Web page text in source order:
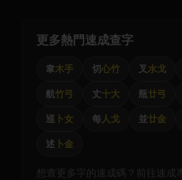
更多熱門速成查字
韋木手 切心竹 叉 水戈
航竹弓 丈十大 瓶廿弓
巡 卜女 每人戈 並廿金
述 卜金
想查更多字的速成碼？前往速成